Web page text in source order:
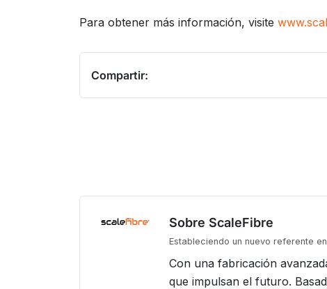
Para obtener más información, visite
Compartir:
Sobre ScaleFibre
Estableciendo un nuevo referente
Con una fabricación
que impulsan el futuro.